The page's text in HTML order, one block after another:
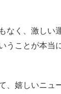
なく、激しい
うことが本当
、嬉しいニュ